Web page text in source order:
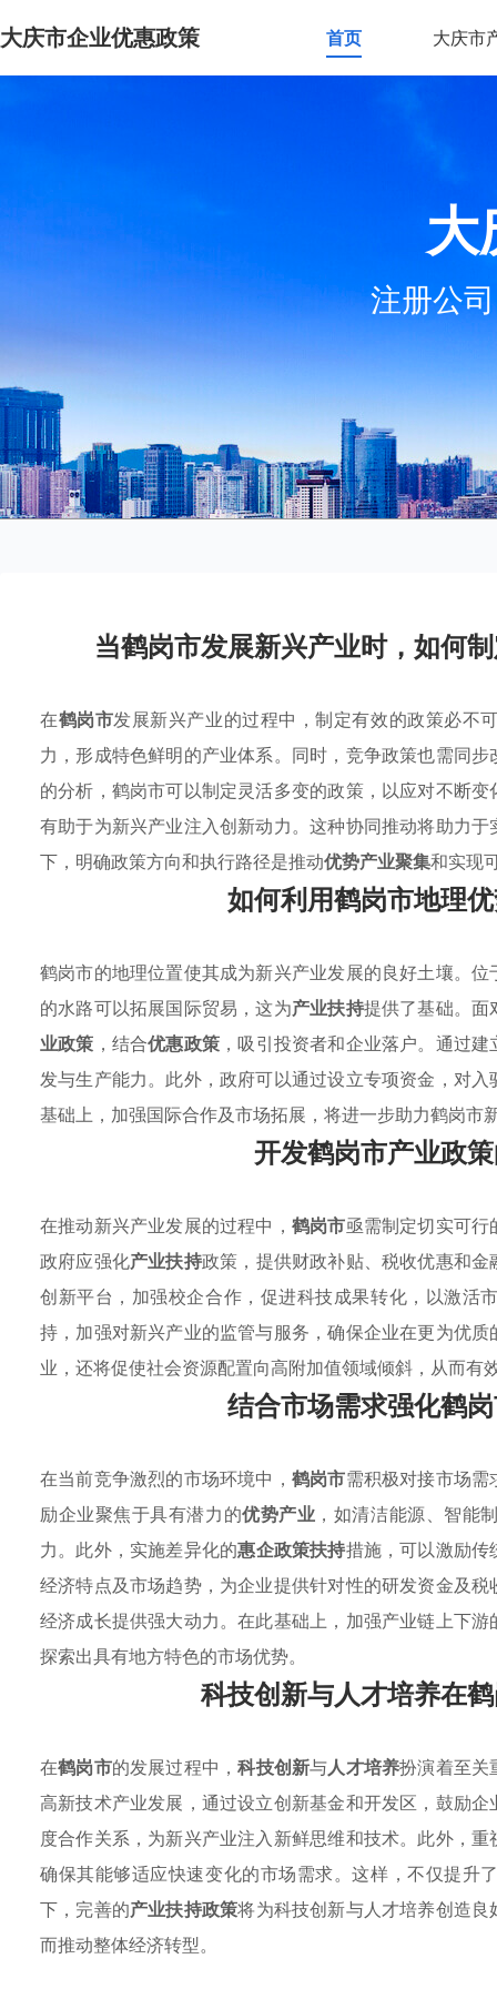
大庆市企业优惠政策 首页 大庆市
大
注册公
当鹤岗市发展新兴产业时，如何
在鹤岗市发展新兴产业的过程中，制定有效的政策必不
力，形成特色鲜明的产业体系。同时，竞争政策也需同
的分析，鹤岗市可以制定灵活多变的政策，以应对不断
有助于为新兴产业注入创新动力。这种协同推动将助力
下，明确政策方向和执行路径是推动优势产业聚集和实现
如何利用鹤岗市地理
鹤岗市的地理位置使其成为新兴产业发展的良好土壤。
的水路可以拓展国际贸易，这为产业扶持提供了基础。面
业政策 ，结合优惠政策 ，吸引投资者和企业落户。通过
发与生产能力。此外，政府可以通过设立专项资金，对
基础上，加强国际合作及市场拓展，将进一步助力鹤岗市
开发鹤岗市产业政
在推动新兴产业发展的过程中， 鹤岗市亟需制定切实可行
政府应强化产业扶持政策，提供财政补贴、税收优惠和
创新平台，加强校企合作，促进科技成果转化，以激活
持，加强对新兴产业的监管与服务，确保企业在更为优
业，还将促使社会资源配置向高附加值领域倾斜，从而有
结合市场需求强化鹤
在当前竞争激烈的市场环境中， 鹤岗市需积极对接市场
励企业聚焦于具有潜力的优势产业 ，如清洁能源、智能
力。此外，实施差异化的惠企政策扶持措施，可以激励
经济特点及市场趋势，为企业提供针对性的研发资金及
经济成长提供强大动力。在此基础上，加强产业链上下
探索出具有地方特色的市场优势。
科技创新与人才培养在
在鹤岗市的发展过程中，科技创新与人才培养扮演着至关
高新技术产业发展，通过设立创新基金和开发区，鼓励
度合作关系，为新兴产业注入新鲜思维和技术。此外，
确保其能够适应快速变化的市场需求。这样，不仅提升
下，完善的产业扶持政策将为科技创新与人才培养创造良
而推动整体经济转型。